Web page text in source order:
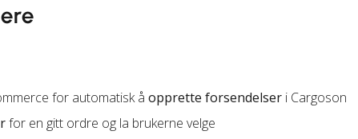
for automatisk å opprette forsendelser i Cargoson
for en gitt ordre og la brukerne velge